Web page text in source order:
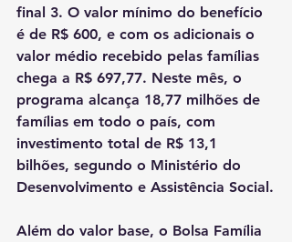
final 3. O valor mínimo do benefício
é de R$ 600, e com os adicionais o
valor médio recebido pelas famílias
chega a R$ 697,77. Neste mês, o
programa alcança 18,77 milhões de
famílias em todo o país, com
investimento total de R$ 13,1
bilhões, segundo o Ministério do
Desenvolvimento e Assistência Social.
Além do valor base, o Bolsa Família